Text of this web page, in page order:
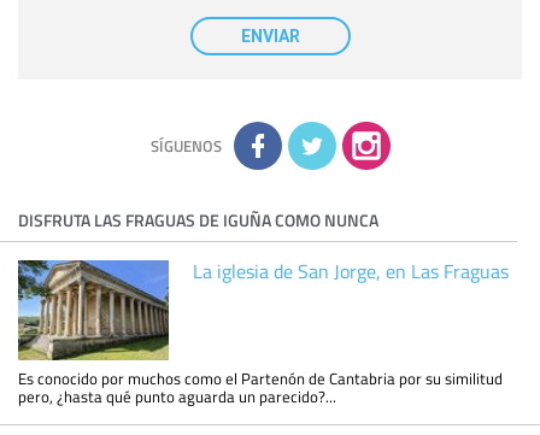
con carácter general, sólo el personal de
nuestra entidad que esté debidamente autorizado podrá
tener conocimiento de la información que le pedimos. No se
comunicarán datos a terceros.
adicional y detallada sobre cómo tratamos sus datos en la
política de privacidad
ENVIAR
SÍGUENOS
DISFRUTA LAS FRAGUAS DE IGUÑA COMO NUNCA
La iglesia de San Jorge, en Las Fraguas
Es conocido por muchos como el Partenón de Cantabria por su similitud
pero, ¿hasta qué punto aguarda un parecido?...